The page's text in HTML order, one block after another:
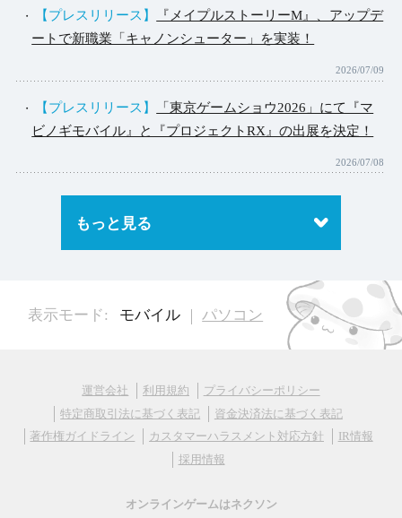
【プレスリリース】
『メイプルストーリーM』、アップデ
ートで新職業「キャノンシューター」を実装！
2026/07/09
【プレスリリース】
「東京ゲームショウ2026」にて『マ
ビノギモバイル』と『プロジェクトRX』の出展を決定！
2026/07/08
もっと見る
表示モード: モバイル パソコン
運営会社 利用規約
プライバシーポリシー
特定商取引法に基づく表記
資金決済法に基づく表記
著作権ガイドライン
カスタマーハラスメント対応方針
IR情報
採用情報
オンラインゲームはネクソン